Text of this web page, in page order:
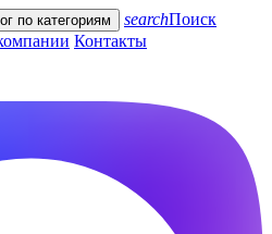
по категориям searchПоиск
Контакты